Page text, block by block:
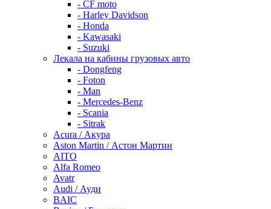
- CF moto
- Harley Davidson
- Honda
- Kawasaki
- Suzuki
Лекала на кабины грузовых авто
- Dongfeng
- Foton
- Man
- Mercedes-Benz
- Scania
- Sitrak
Acura / Акура
Aston Martin / Астон Мартин
AITO
Alfa Romeo
Avatr
Audi / Ауди
BAIC